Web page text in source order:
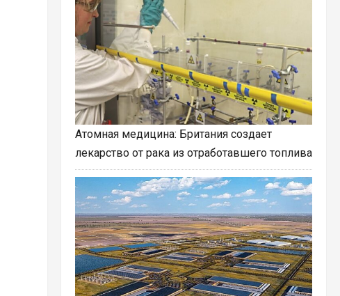
Атомная медицина: Британия создает
лекарство от рака из отработавшего топлива